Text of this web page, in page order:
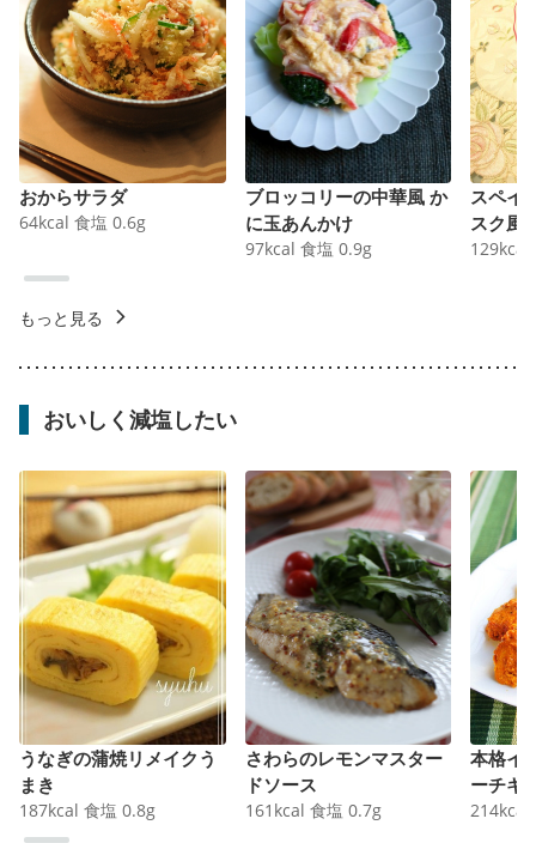
おからサラダ
64kcal 食塩 0.6g
ブロッコリーの中華風 か
に玉あんかけ
97kcal 食塩 0.9g
スペイ
スク風
129kcal
もっと見る
おいしく減塩したい
うなぎの蒲焼リメイクう
まき
187kcal 食塩 0.8g
さわらのレモンマスター
ドソース
161 kcal 食塩 0.7g
本格イ
ーチキ
214kcal